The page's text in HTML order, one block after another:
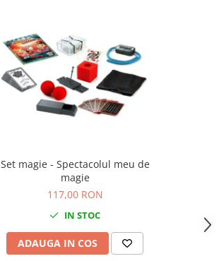
Set magie - Spectacolul meu de
magie
117,00 RON
IN STOC
ADAUGA IN COS